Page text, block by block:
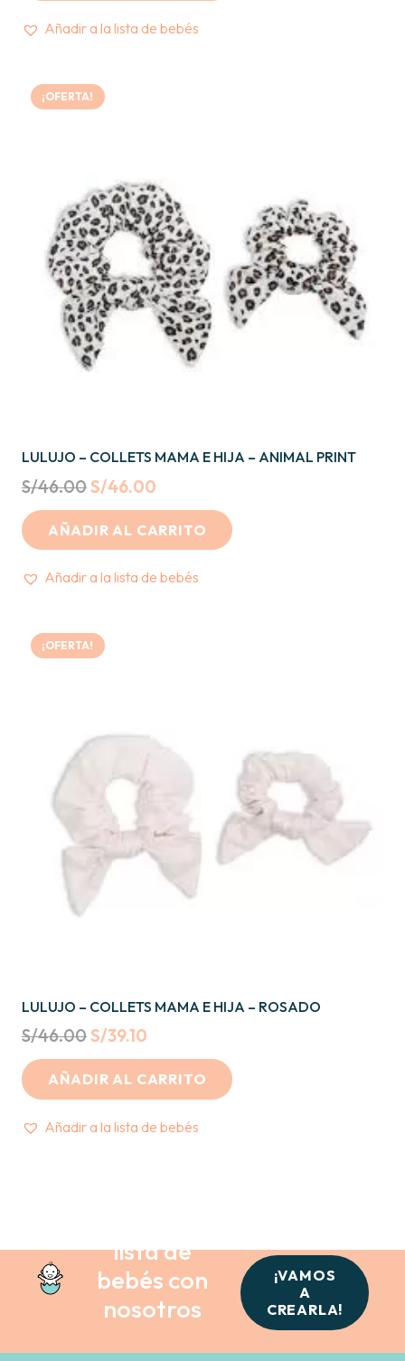
S/176.00.S/100.00.
Añadir a la lista de bebés
¡OFERTA!
LULUJO – COLLETS MAMA E HIJA – ANIMAL PRINT
S/46.00Original
price
was:
S/46.00.
S/46.00
price
is:
S/46.00.
AÑADIR AL CARRITO
Añadir a la lista de bebés
¡OFERTA!
LULUJO – COLLETS MAMA E HIJA – ROSADO
S/46.00Original
price
was:
S/46.00.
S/39.10
price
is:
S/39.10.
AÑADIR AL CARRITO
Añadir a la lista de bebés
lista de
bebés con
nosotros
¡VAMOS
A
CREARLA!